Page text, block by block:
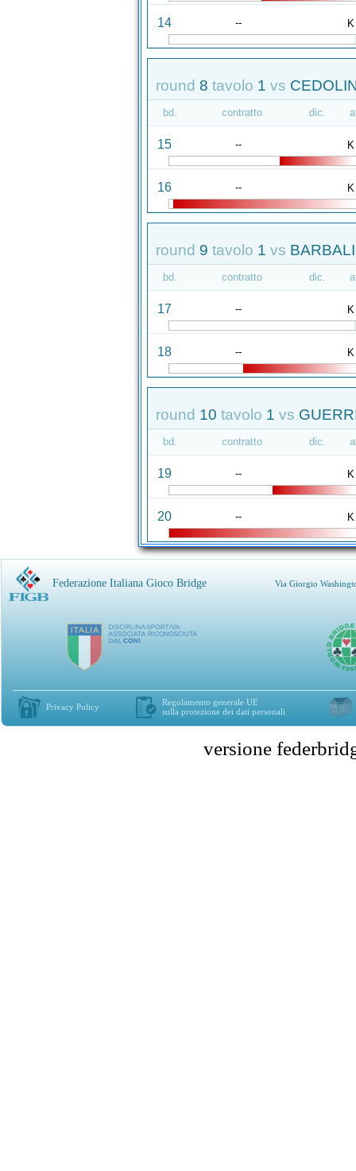
14 -- K
round 8 tavolo 1 vs
bd. contratto dic.
15 -- K
16 -- K
round 9 tavolo 1 vs
bd. contratto dic.
17 -- K
18 -- K
round 10 tavolo 1 vs
bd. contratto dic.
19 -- K
20 -- K
Federazione Italiana Gioco Bridge Via Giorgio
Privacy Policy
Regolamento generale UE
sulla protezione dei dati personali
versione